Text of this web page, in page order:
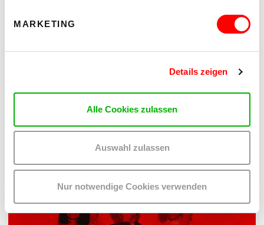
MARKETING
Details zeigen
Alle Cookies zulassen
Auswahl zulassen
Nur notwendige Cookies verwenden
PALOMA 004
PLATZKONZERTE 2026
20.30